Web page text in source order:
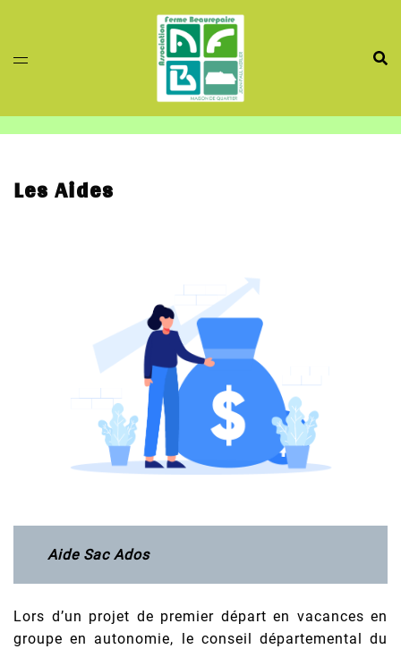
contenu
Les Aides
Aide Sac Ados
Lors d’un projet de premier départ en vacances en
groupe en autonomie, le conseil départemental du